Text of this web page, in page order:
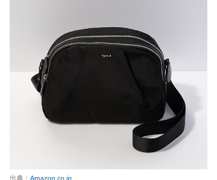
出典： Amazon.co.jp